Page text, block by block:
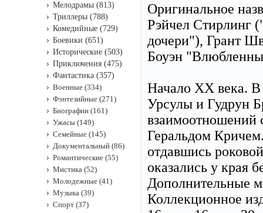
Оригинальное
Рэйчел Стирлинг
дочери"), Грант
Боуэн
Начало XX века. В
Урсулы и Гудрун
взаимоотношений
Геральдом
отдавшись
оказались у края
Дополнительные
Коллекционное
Мелодрамы (813)
Триллеры (788)
Комедийные (729)
Боевики (651)
Исторические (503)
Приключения (475)
Фантастика (357)
Военные (334)
Фэнтезийные (271)
Биографии (161)
Ужасы (149)
Семейные (145)
Документальный (86)
Романтические (55)
Мистика (52)
Молодежные (41)
Музыка (39)
Спорт (37)